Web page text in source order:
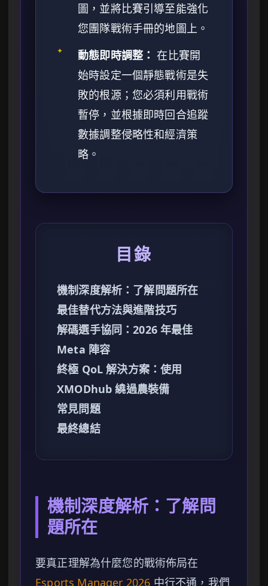
圖，並將比賽引導至能強化
您團隊戰術手冊的地圖上。
✦ 動態即時調整： 在比賽開
始時設定一個靜態戰術是失
敗的根源；您必須利用戰術
暫停，並根據即時回合追蹤
數據調整侵略性和經濟策
略。
目錄
機制深度解析：了解問題所在
最佳替代方法與進階技巧
解碼選手協同：2026 年最佳
Meta 陣容
終極 QoL 解決方案：使用
XMODhub 繞過農裝備
常見問題
最終總結
機制深度解析：了解問
題所在
要真正理解為什麼您的戰術佈局在
Esports Manager 2026 中行不通，我們